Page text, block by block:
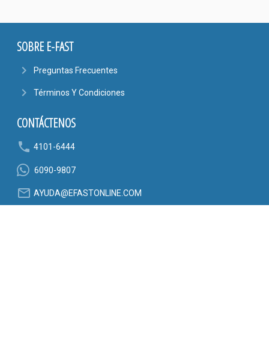
SOBRE E-FAST
navigate_next Preguntas Frecuentes
navigate_next Términos Y Condiciones
CONTÁCTENOS
phone 4101-6444
6090-9807
mail_outline AYUDA@EFASTONLINE.COM